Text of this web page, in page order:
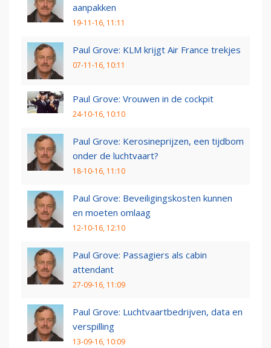
aanpakken
19-11-16, 11:11
Paul Grove: KLM krijgt Air France trekjes
07-11-16, 10:11
Paul Grove: Vrouwen in de cockpit
24-10-16, 10:10
Paul Grove: Kerosineprijzen, een tijdbom
onder de luchtvaart?
18-10-16, 11:10
Paul Grove: Beveiligingskosten kunnen
en moeten omlaag
12-10-16, 12:10
Paul Grove: Passagiers als cabin
attendant
27-09-16, 11:09
Paul Grove: Luchtvaartbedrijven, data en
verspilling
13-09-16, 10:09